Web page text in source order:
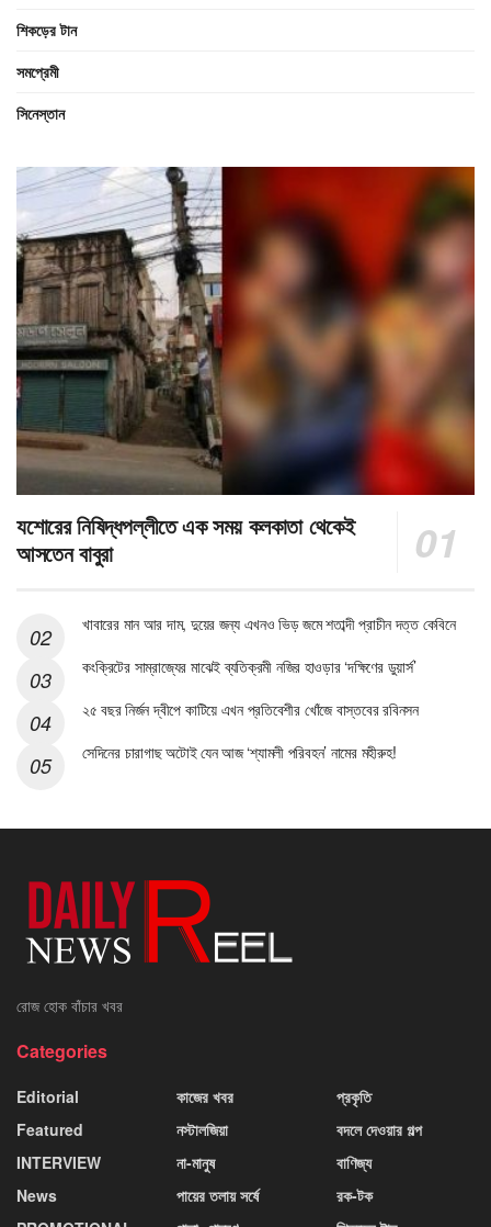
শিকড়ের টান
সমপ্রেমী
সিনেস্তান
যশোরের নিষিদ্ধপল্লীতে এক সময় কলকাতা থেকেই
আসতেন বাবুরা
খাবারের মান আর দাম, দুয়ের জন্য এখনও ভিড় জমে শতাব্দী প্রাচীন দত্ত কেবিনে
কংক্রিটের সাম্রাজ্যের মাঝেই ব্যতিক্রমী নজির হাওড়ার ‘দক্ষিণের ডুয়ার্স’
২৫ বছর নির্জন দ্বীপে কাটিয়ে এখন প্রতিবেশীর খোঁজে বাস্তবের রবিনসন
সেদিনের চারাগাছ অটোই যেন আজ ‘শ্যামলী পরিবহন’ নামের মহীরুহ!
রোজ হোক বাঁচার খবর
Categories
Editorial
Featured
INTERVIEW
News
কাজের খবর
নস্টালজিয়া
না-মানুষ
পায়ের তলায় সর্ষে
প্রকৃতি
বদলে দেওয়ার গল্প
বাণিজ্য
রক-টক